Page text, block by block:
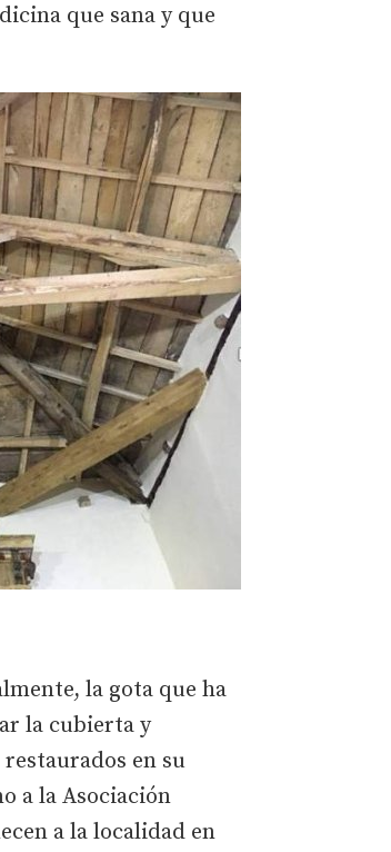
que sana y que
la gota que ha
la cubierta y
en su
a la Asociación
a la localidad en